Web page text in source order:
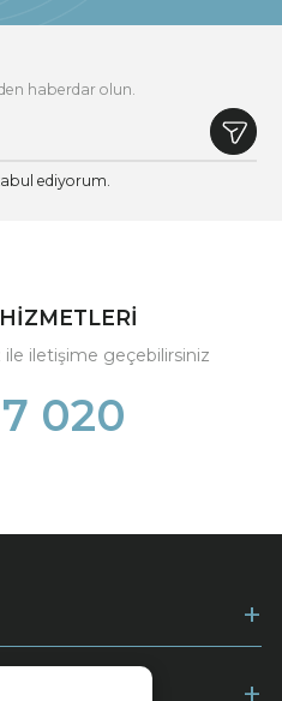
haberdar olun.
ediyorum.
iletişime geçebilirsiniz
020